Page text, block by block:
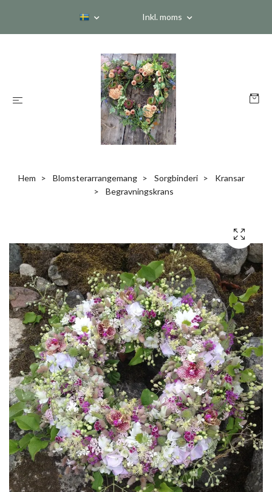
Inkl. moms
Hem Blomsterarrangemang Sorgbinderi
Kransar
Begravningskrans